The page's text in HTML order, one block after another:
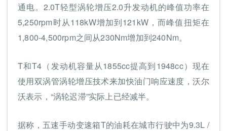
通电。2.0T轻型涡轮增压2.0升发动机的峰值功率在
5,250rpm时从118kW增加到121kW，而峰值扭矩在
1,800-4,500rpm之间从230Nm增加到240Nm。
T和T4（发动机容量从1855cc提高到1948cc）现在
使用双涡管涡轮增压技术来加快油门响应速度，沃尔
沃表示，“涡轮迟滞”实际上已经减半。
据称，五速手动变速箱T的油耗在城市行驶中为9.3L /